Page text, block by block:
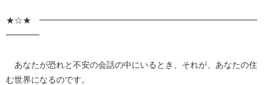
★☆★ ━━━━━━━━━━━━━━━━━━━━━━━━━━
━━━━
あなたが恐れと不安の会話の中にいるとき、それが、あなたの住
む世界になるのです。